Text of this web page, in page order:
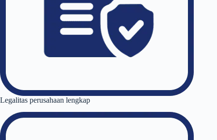
Legalitas perusahaan lengkap